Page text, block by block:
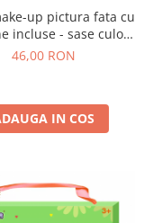
up pictura fata cu
incluse - sase culori
- flori si fluturi
46,00 RON
IN COS